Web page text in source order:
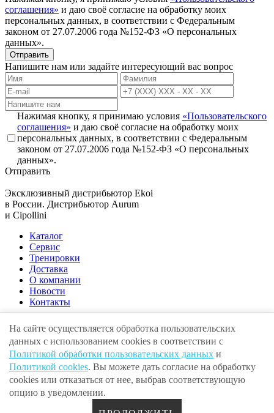
соглашения» и даю своё согласие на обработку моих
персональных данных, в соответствии с Федеральным
законом от 27.07.2006 года №152-ФЗ «О персональных
данных».
Отправить
Напишите нам или задайте интересующий вас вопрос
Нажимая кнопку, я принимаю условия «Пользовательского
соглашения» и даю своё согласие на обработку моих
персональных данных, в соответствии с Федеральным
законом от 27.07.2006 года №152-ФЗ «О персональных
данных».
Отправить
Эксклюзивный дистрибьютор Ekoi
в России. Дистрибьютор Aurum
и Cipollini
Каталог
Сервис
Тренировки
Доставка
О компании
Новости
Контакты
Адрес:г. Москва , ул. Крылатская, 10
E-mail:info@volgaunion.com
Телефон:+7 (495) 279-25-00
© 2010 · 2026 ООО «Волга Юнион» ИНН 7707444042
Пользовательское соглашение
персональных данных
Разработка и продвижение сайта
На сайте осуществляется обработка пользовательских
данных с использованием cookies в соответствии с
Политикой обработки пользовательских данных и
Политикой cookies. Вы можете дать согласие на обработку
cookies или отказаться от нее, выбрав соответствующую
опцию в уведомлении.